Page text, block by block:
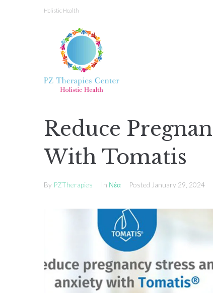
Holistic Health
Reduce
With Tomatis
By PZTherapies In Νέα Posted January 29, 2024